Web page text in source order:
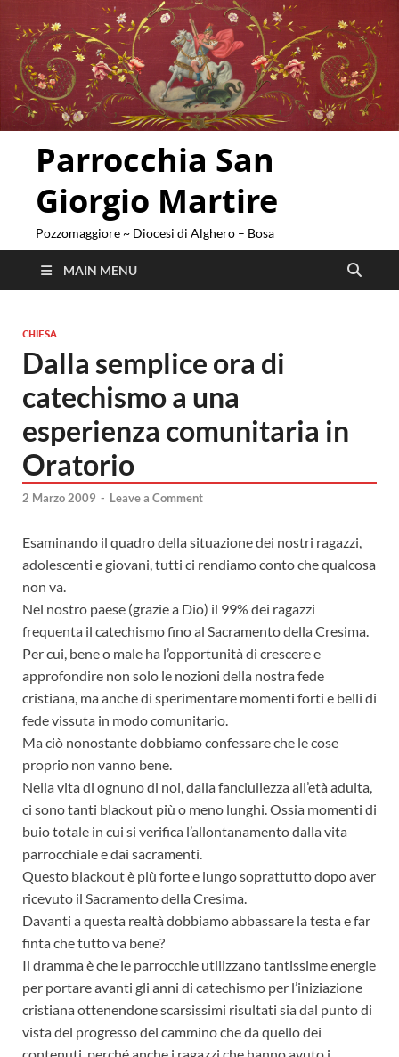
Parrocchia San
Giorgio Martire
Pozzomaggiore ~ Diocesi di Alghero – Bosa
MAIN MENU
CHIESA
Dalla semplice ora di
catechismo a una
esperienza comunitaria in
Oratorio
2 Marzo 2009 - Leave a Comment
Esaminando il quadro della situazione dei nostri ragazzi,
adolescenti e giovani, tutti ci rendiamo conto che qualcosa
non va.
Nel nostro paese (grazie a Dio) il 99% dei ragazzi
frequenta il catechismo fino al Sacramento della Cresima.
Per cui, bene o male ha l’opportunità di crescere e
approfondire non solo le nozioni della nostra fede
cristiana, ma anche di sperimentare momenti forti e belli di
fede vissuta in modo comunitario.
Ma ciò nonostante dobbiamo confessare che le cose
proprio non vanno bene.
Nella vita di ognuno di noi, dalla fanciullezza all’età adulta,
ci sono tanti blackout più o meno lunghi. Ossia momenti di
buio totale in cui si verifica l’allontanamento dalla vita
parrocchiale e dai sacramenti.
Questo blackout è più forte e lungo soprattutto dopo aver
ricevuto il Sacramento della Cresima.
Davanti a questa realtà dobbiamo abbassare la testa e far
finta che tutto va bene?
Il dramma è che le parrocchie utilizzano tantissime energie
per portare avanti gli anni di catechismo per l’iniziazione
cristiana ottenendone scarsissimi risultati sia dal punto di
vista del progresso del cammino che da quello dei